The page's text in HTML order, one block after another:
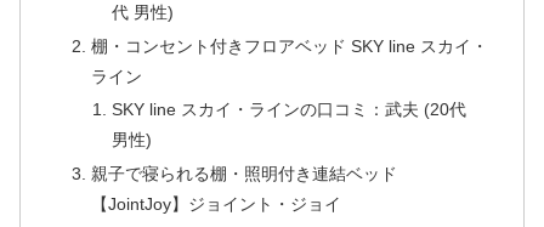
代 男性)
棚・コンセント付きフロアベッド SKY line スカイ・
ライン
SKY line スカイ・ラインの口コミ：武夫 (20代
男性)
親子で寝られる棚・照明付き連結ベッド
【JointJoy】ジョイント・ジョイ